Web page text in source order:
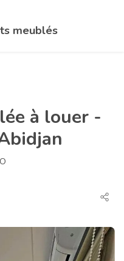
meublés
à louer -